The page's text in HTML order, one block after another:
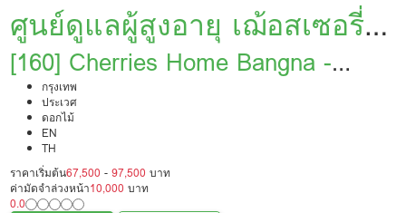
ศูนย์ดูแลผู้สูงอายุ เฌ้อสเซอรี่
โฮม บางนา - วงแหวน
[160] Cherries Home Bangna -
Wongwaen
กรุงเทพ
ประเวศ
ดอกไม้
EN
TH
ราคาเริ่มต้น67,500 -97,500 บาท
ค่ามัดจำล่วงหน้า10,000 บาท
0.0